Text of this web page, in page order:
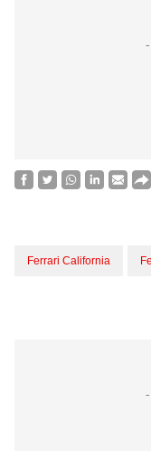
Ferrari California